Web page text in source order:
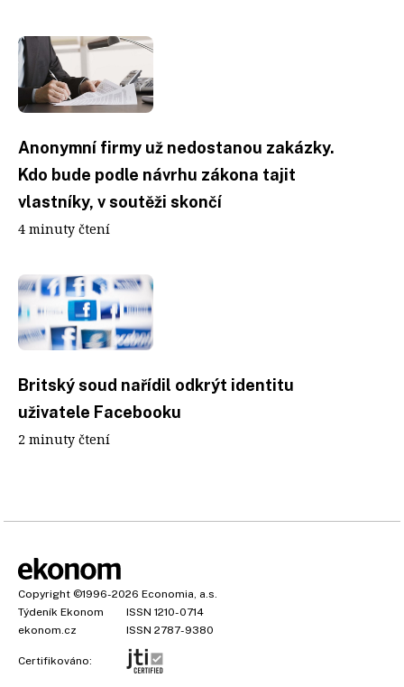
Anonymní firmy už nedostanou zakázky.
Kdo bude podle návrhu zákona tajit
vlastníky, v soutěži skončí
4 minuty čtení
Britský soud nařídil odkrýt identitu
uživatele Facebooku
2 minuty čtení
Copyright ©1996-2026 Economia, a.s.
Týdeník Ekonom
ISSN 1210-0714
ekonom.cz
ISSN 2787-9380
Certifikováno: